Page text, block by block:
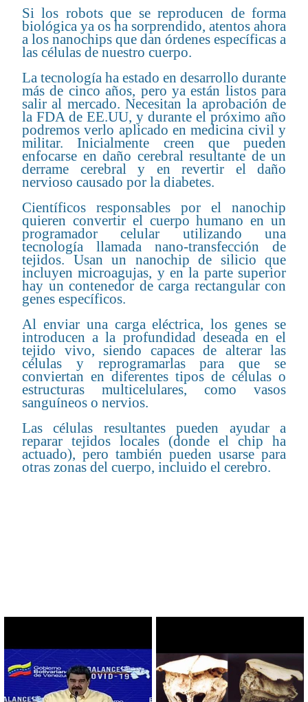
Si los robots que se reproducen de forma
biológica ya os ha sorprendido, atentos ahora
a los nanochips que dan órdenes específicas a
las células de nuestro cuerpo.
La tecnología ha estado en desarrollo durante
más de cinco años, pero ya están listos para
salir al mercado. Necesitan la aprobación de
la FDA de EE.UU, y durante el próximo año
podremos verlo aplicado en medicina civil y
militar. Inicialmente creen que pueden
enfocarse en daño cerebral resultante de un
derrame cerebral y en revertir el daño
nervioso causado por la diabetes.
Científicos responsables por el nanochip
quieren convertir el cuerpo humano en un
programador celular utilizando una
tecnología llamada nano-transfección de
tejidos. Usan un nanochip de silicio que
incluyen microagujas, y en la parte superior
hay un contenedor de carga rectangular con
genes específicos.
Al enviar una carga eléctrica, los genes se
introducen a la profundidad deseada en el
tejido vivo, siendo capaces de alterar las
células y reprogramarlas para que se
conviertan en diferentes tipos de células o
estructuras multicelulares, como vasos
sanguíneos o nervios.
Las células resultantes pueden ayudar a
reparar tejidos locales (donde el chip ha
actuado), pero también pueden usarse para
otras zonas del cuerpo, incluido el cerebro.